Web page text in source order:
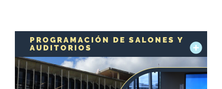
PROGRAMACIÓN DE SALONES Y
AUDITORIOS